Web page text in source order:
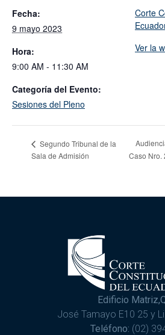
Fecha:
9 mayo 2023
Hora:
9:00 AM - 11:30 AM
Categoría del Evento:
Sesiones del Pleno
Corte
Ver la
Segundo Tribunal de la
Sala de Admisión
Caso Nro.
Edificio
José Tamayo E10 25 y
Teléfono: (02)